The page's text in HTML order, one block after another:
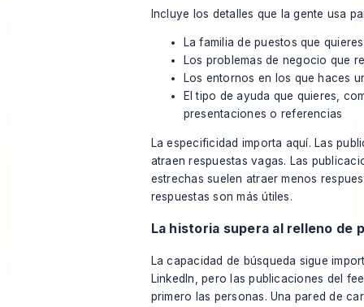
Incluye los detalles que la gente usa
La familia de puestos que
Los problemas de negocio que
Los entornos en los que haces
El tipo de ayuda que quieres,
presentaciones o referencias
La especificidad importa aquí. Las
atraen respuestas vagas. Las
estrechas suelen atraer menos
respuestas son más útiles.
La historia supera al relleno de
La capacidad de búsqueda sigue
LinkedIn, pero las publicaciones del
primero las personas. Una pared de